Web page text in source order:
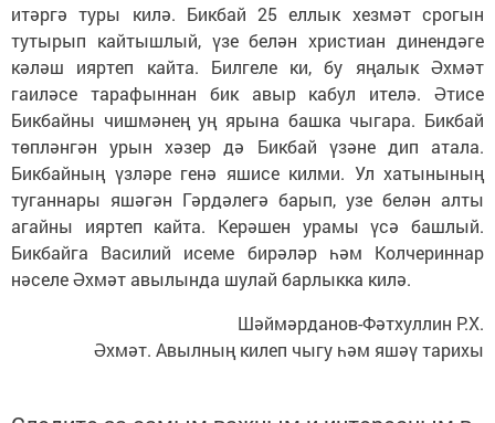
итәргә туры килә. Бикбай 25 еллык хезмәт срогын
тутырып кайтышлый, үзе белән христиан динендәге
кәләш ияртеп кайта. Билгеле ки, бу яңалык Әхмәт
гаиләсе тарафыннан бик авыр кабул ителә. Әтисе
Бикбайны чишмәнең уң ярына башка чыгара. Бикбай
төпләнгән урын хәзер дә Бикбай үзәне дип атала.
Бикбайның үзләре генә яшисе килми. Ул хатынының
туганнары яшәгән Гәрдәлегә барып, узе белән алты
агайны ияртеп кайта. Керәшен урамы үсә башлый.
Бикбайга Василий исеме бирәләр һәм Колчериннар
нәселе Әхмәт авылында шулай барлыкка килә.
Шәймәрданов-Фәтхуллин Р.Х.
Әхмәт. Авылның килеп чыгу һәм яшәү тарихы